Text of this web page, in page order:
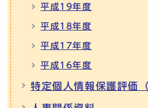
平成19年度
平成18年度
平成17年度
平成16年度
特定個人情報保護評価